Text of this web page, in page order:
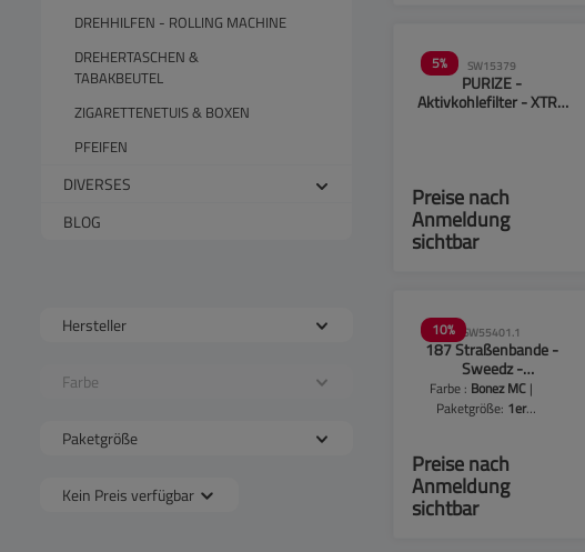
DREHHILFEN - ROLLING MACHINE
DREHERTASCHEN &
TABAKBEUTEL
ZIGARETTENETUIS & BOXEN
PFEIFEN
DIVERSES
BLOG
Hersteller
Farbe
Paketgröße
Kein Preis verfügbar
5% SW15379
PURIZE -
Aktivkohlefilter - XTRA
Preise nach
Anmeldung
sichtbar
10% SW55401.1
187 Straßenbande -
Sweedz -
Aktivkohlefilter - Ø
6mm - 50 Stück -
Farbe : Bonez MC |
Paketgröße: 1er
Preise nach
Anmeldung
sichtbar